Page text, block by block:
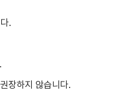
.
장하지 않습니다.